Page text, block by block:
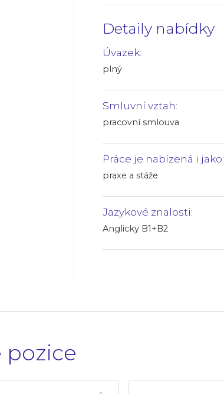
Detaily nabídky
Úvazek:
plný
Smluvní vztah:
pracovní smlouva
Práce je nabízená i jako:
praxe a stáže
Jazykové znalosti:
Anglicky B1+B2
pozice